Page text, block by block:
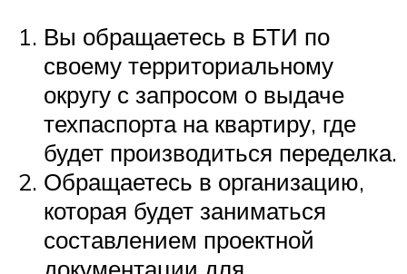
Вы обращаетесь в БТИ по
своему территориальному
округу с запросом о выдаче
техпаспорта на квартиру, где
будет производиться переделка.
Обращаетесь в организацию,
которая будет заниматься
составлением проектной